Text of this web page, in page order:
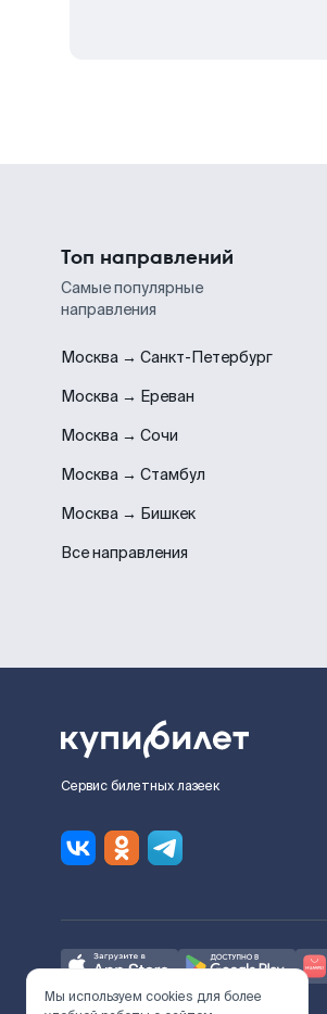
Топ направлений
Самые популярные
направления
Москва → Санкт-Петербург
Москва → Ереван
Москва → Сочи
Москва → Стамбул
Москва → Бишкек
Все направления
Сервис билетных лазеек
Мы используем cookies для более